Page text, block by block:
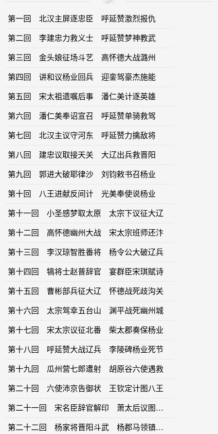
第一回 北汉主屏逐忠臣 呼延赞激烈报仇
第二回 李建忠力救义士 呼延赞梦神教武
第三回 金头娘征场斗艺 高怀德大战潞州
第四回 讲和议杨业回兵 迎銮驾豪杰施能
第五回 宋太祖遗嘱后事 潘仁美计逐英雄
第六回 潘仁美奉诏宣召 呼延赞单骑救驾
第七回 北汉主议守河东 呼延赞力擒敌将
第八回 建忠议取接天关 大辽出兵救晋阳
第九回 郭进大破耶律沙 刘钧敕书召杨业
第十回 八王进献反间计 光美奉使说杨业
第十一回 小圣感梦取太原 太宗下议征大辽
第十二回 高怀德幽州大战 宋太宗班师还汴
第十三回 李汉琼智胜番将 杨令公大破辽兵
第十四回 犒将士赵普辞官 宴群臣宋琪赋诗
第十五回 曹彬部兵征大辽 怀德战死歧沟关
第十六回 太宗驾幸五台山 渊平战死幽州城
第十七回 宋太宗议征北番 柴太郡奏保杨业
第十八回 呼延赞大战辽兵 李陵碑杨业死节
第十九回 瓜州营七郎遭射 胡原谷六使遇救
第二十回 六使沛京告御状 王钦定计图八王
第二十一回 宋名臣辞官解印 萧太后议图中原
第二十二回 杨家将晋阳斗武 杨郡马领镇三关